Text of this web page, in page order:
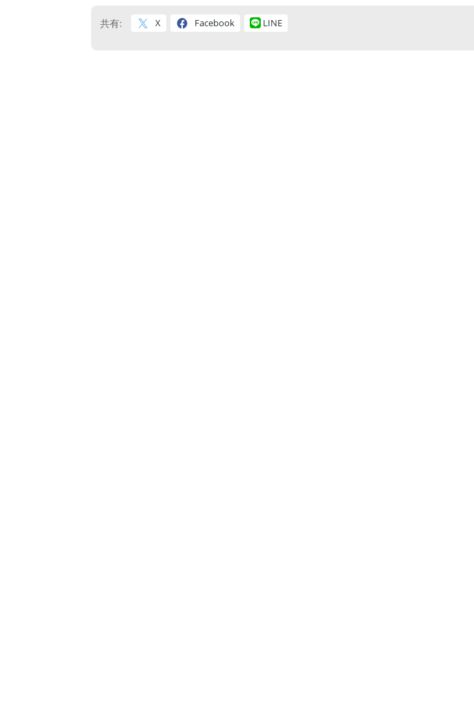
共有: X Facebook LINE